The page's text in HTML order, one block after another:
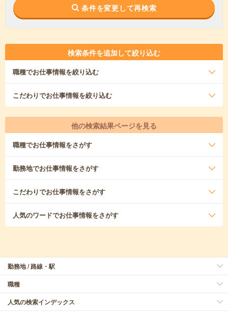
条件を変更して再検索
検索条件を追加して絞り込む
職種でお仕事情報を絞り込む
こだわりでお仕事情報を絞り込む
他の検索結果ページを見る
職種でお仕事情報をさがす
勤務地でお仕事情報をさがす
こだわりでお仕事情報をさがす
人気のワードでお仕事情報をさがす
勤務地 / 路線・駅
職種
人気の検索インデックス